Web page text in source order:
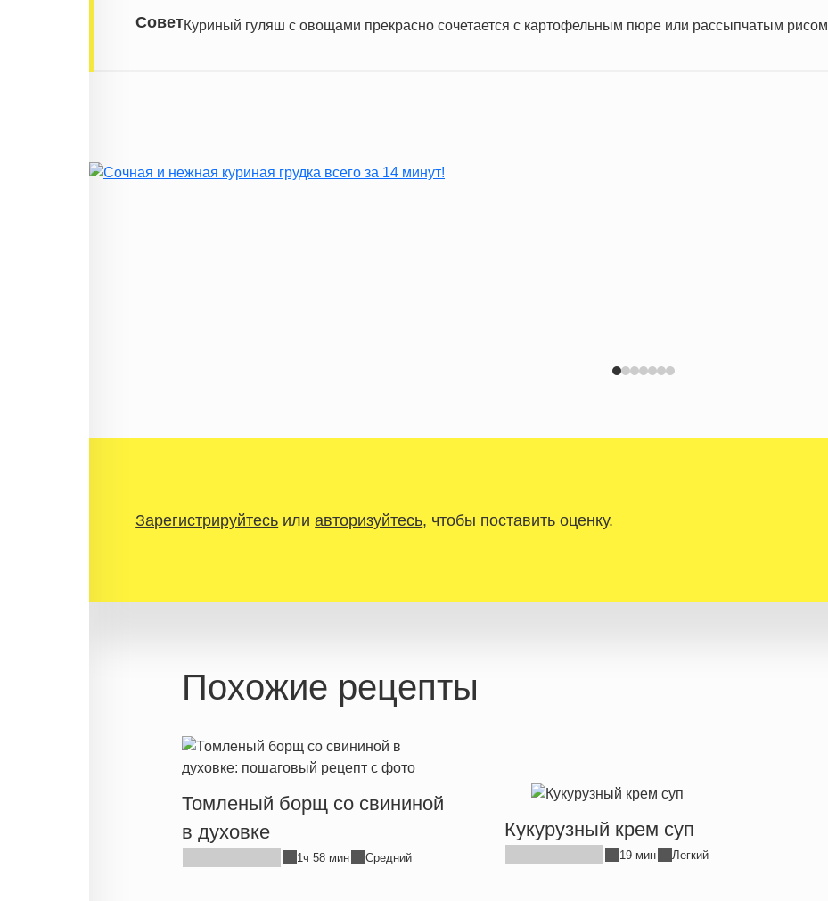
СоветКуриный гуляш с овощами прекрасно сочетается с картофельным пюре или рассыпчатым рисом
Зарегистрируйтесьили авторизуйтесь, чтобы поставить оценку.
Похожие рецепты
Томленый борщ со свининой
в духовке
1ч 58 мин Средний
Кукурузный крем суп
19 мин Легкий